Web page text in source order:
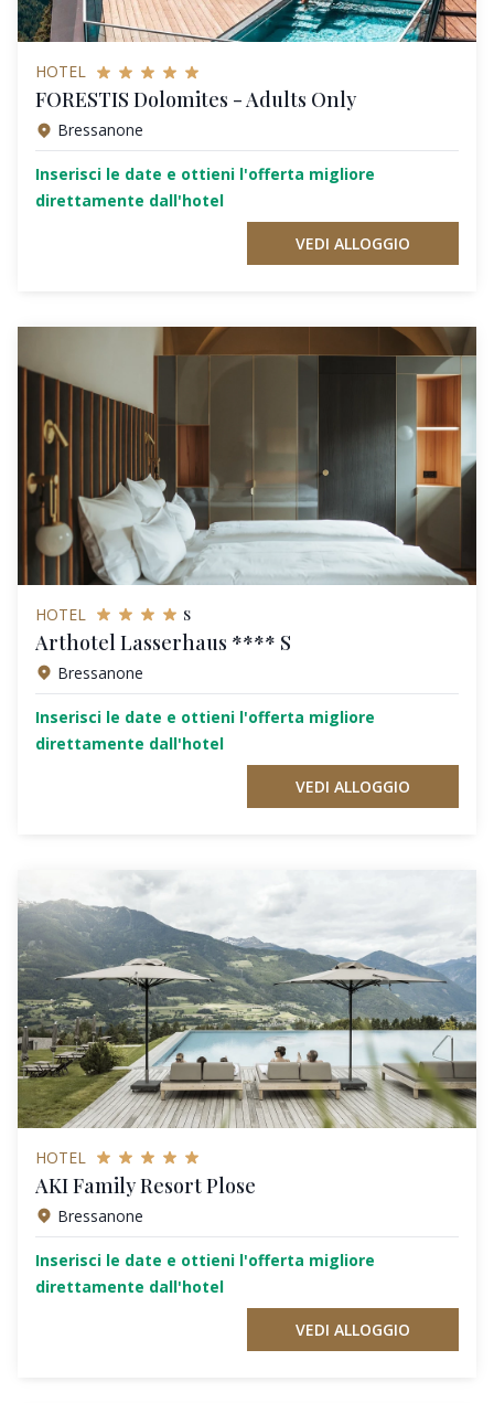
HOTEL
FORESTIS Dolomites - Adults Only
Bressanone
Inserisci le date e ottieni l'offerta migliore
direttamente dall'hotel
VEDI ALLOGGIO
HOTEL s
Arthotel Lasserhaus **** S
Bressanone
Inserisci le date e ottieni l'offerta migliore
direttamente dall'hotel
VEDI ALLOGGIO
HOTEL
AKI Family Resort Plose
Bressanone
Inserisci le date e ottieni l'offerta migliore
direttamente dall'hotel
VEDI ALLOGGIO